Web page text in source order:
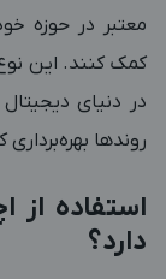
معتبر در حوزه
کمک کنند. این
در دنیای
روندها بهره‌برداری
استفاده از
دارد؟